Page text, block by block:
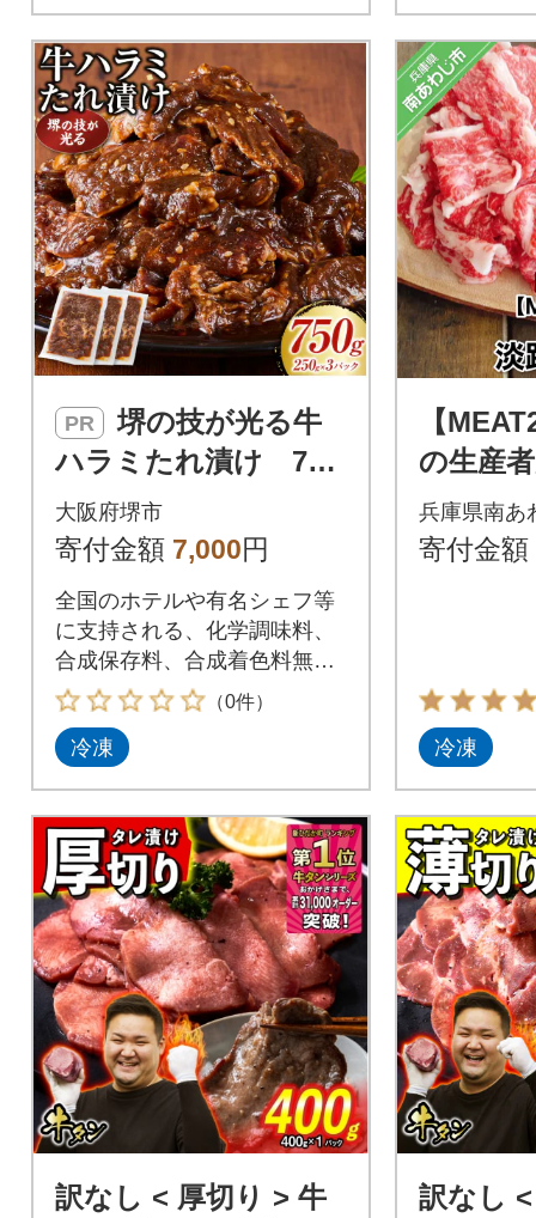
PR
堺の技が光る牛
ハラミたれ漬け 750
g
大阪府堺市
寄付金額 7,000円
全国のホテルや有名シェフ等
に支持される、化学調味料、
合成保存料、合成着色料無添
加にこだわったメーカー
（0件）
冷凍
【
の生産
た淡路
兵庫県南あ
寄付金額
冷凍
訳なし < 厚切り > 牛
訳なし